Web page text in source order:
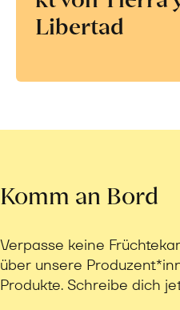
Libertad
Komm an Bord
Verpasse keine
über unsere
Produkte. Schreibe dich